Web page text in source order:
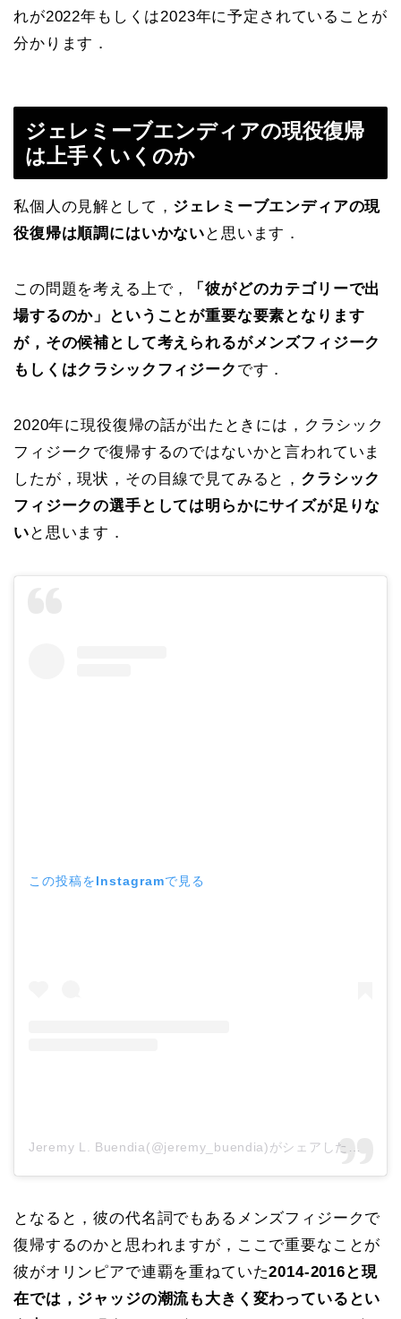
れが2022年もしくは2023年に予定されていることが
分かります．
ジェレミーブエンディアの現役復帰
は上手くいくのか
私個人の見解として， ジェレミーブエンディアの現
役復帰は順調にはいかない と思います．
この問題を考える上で，
「彼がどのカテゴリーで出
場するのか」ということが重要な要素となります
が，その候補として考えられるがメンズフィジーク
もしくはクラシックフィジーク です．
2020年に現役復帰の話が出たときには，クラシック
フィジークで復帰するのではないかと言われていま
したが，現状，その目線で見てみると， クラシック
フィジークの選手としては明らかにサイズが足りな
い と思います．
この投稿をInstagramで見る
となると，彼の代名詞でもあるメンズフィジークで
復帰するのかと思われますが，ここで重要なことが
彼がオリンピアで連覇を重ねていた2014-2016と現
在では，ジャッジの潮流も大きく変わっているとい